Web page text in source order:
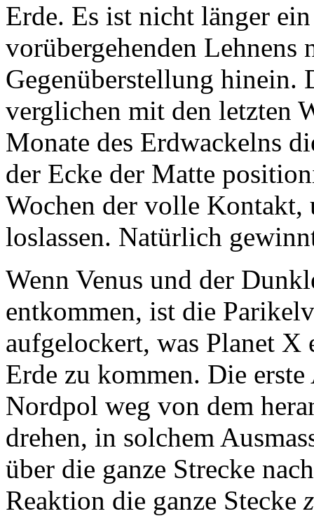
Erde. Es ist nicht länger
vorübergehenden Lehnens
Gegenüberstellung hinein.
verglichen mit den letzten
Monate des Erdwackelns
der Ecke der Matte
Wochen der volle Kontakt,
loslassen. Natürlich
Wenn Venus und der
entkommen, ist die
aufgelockert, was Planet
Erde zu kommen. Die
Nordpol weg von dem
drehen, in solchem
über die ganze Strecke
Reaktion die ganze Stecke